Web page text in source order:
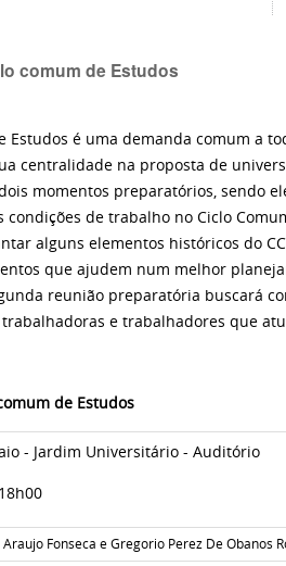
comum de Estudos
Estudos é uma demanda comum a
centralidade na proposta de
momentos preparatórios, sendo
condições de trabalho no Ciclo
alguns elementos históricos do
que ajudem num melhor
reunião preparatória buscará
e trabalhadores que
de Estudos
- Jardim Universitário - Auditório
Araujo Fonseca e Gregorio Perez De Obanos